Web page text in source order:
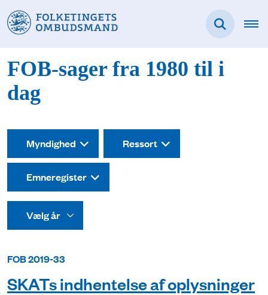
FOB-sager fra 1980 til i
dag
Myndighed Ressort
Emneregister
FOB 2019-33
SKATs indhentelse af oplysninger